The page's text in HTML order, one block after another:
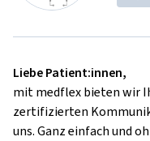
Liebe Patient:innen,
mit medflex bieten wir
zertifizierten
uns. Ganz einfach und